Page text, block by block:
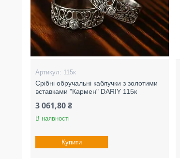
115к
Срібні обручальні каблучки з золотими
вставками "Кармен" DARIY 115к
3 061,80 ₴
В наявності
Купити